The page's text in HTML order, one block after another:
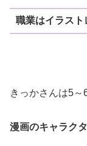
職業はイラスト
きっかさんは5～
漫画のキャラク